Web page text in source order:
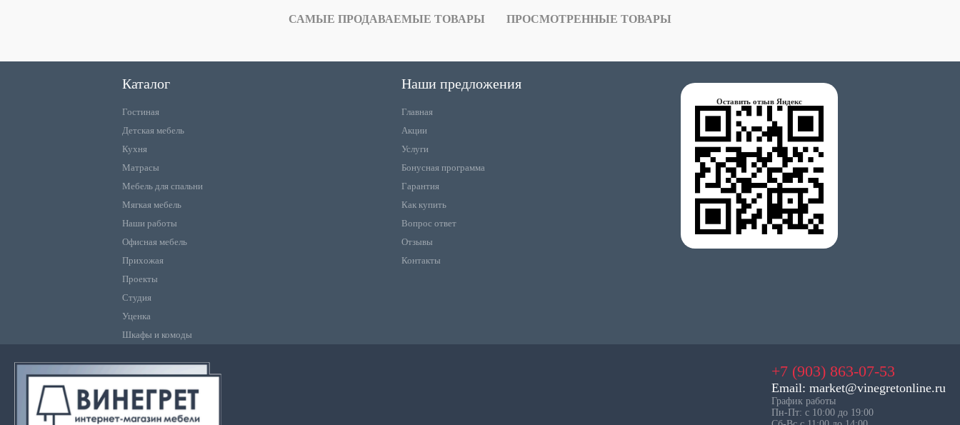
САМЫЕ ПРОДАВАЕМЫЕ ТОВАРЫ ПРОСМОТРЕННЫЕ ТОВАРЫ
Каталог
Гостиная
Детская мебель
Кухня
Матрасы
Мебель для спальни
Мягкая мебель
Наши работы
Офисная мебель
Прихожая
Проекты
Студия
Уценка
Шкафы и комоды
Наши предложения
Главная
Акции
Услуги
Бонусная программа
Гарантия
Как купить
Вопрос ответ
Отзывы
Контакты
Оставить отзыв Яндекс
+7 (903) 863-07-53
Email: market@vinegretonline.ru
График работы
Пн-Пт: с 10:00 до 19:00